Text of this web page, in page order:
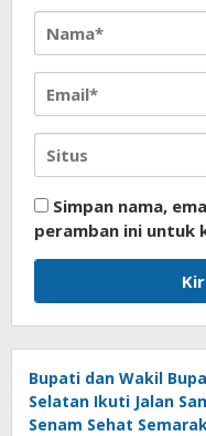
Simpan nama,
peramban ini untuk
Bupati dan Wakil
Selatan Ikuti Jalan
Senam Sehat